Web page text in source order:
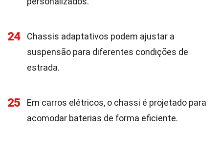
24
Chassis adaptativos podem ajustar a
suspensão para diferentes condições de
estrada.
25
Em carros elétricos, o chassi é projetado para
acomodar baterias de forma eficiente.